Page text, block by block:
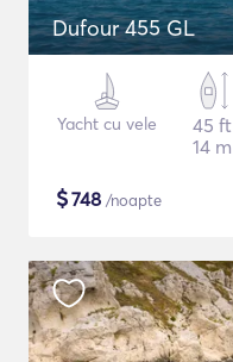
Dufour 455 GL
Yacht cu vele
45 ft
14 m
$748 /noapte